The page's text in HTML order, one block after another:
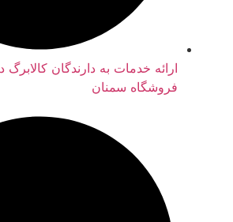
فروشگاه سمنان